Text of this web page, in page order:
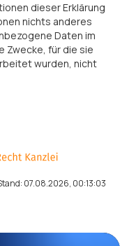
dieser Erklärung
nichts anderes
Daten im
Zwecke, für die sie
wurden, nicht
07.08.2026, 00:13:03